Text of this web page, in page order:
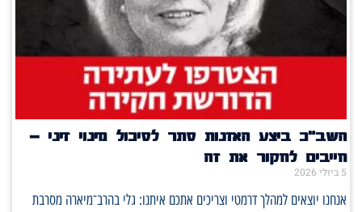
השב"כ ביצע האזנות סתר לסיכול מינוי זיני –
חייבים לחקור את זה
5 ביולי 2026
אנחנו יוצאים למהלך דרמטי וצריכים אתכם איתנו: גלי בהרב־מיארה מסרבת